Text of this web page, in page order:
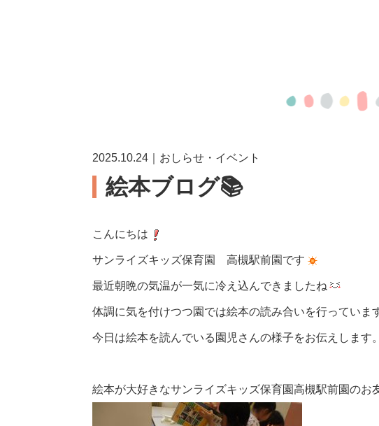
2025.10.24｜おしらせ・イベント
絵本ブログ📚
こんにちは
サンライズキッズ保育園 高槻駅前園です
最近朝晩の気温が一気に冷え込んできましたね
体調に気を付けつつ園では絵本の読み合いを行っていま
今日は絵本を読んでいる園児さんの様子をお伝えします。
絵本が大好きなサンライズキッズ保育園高槻駅前園のお